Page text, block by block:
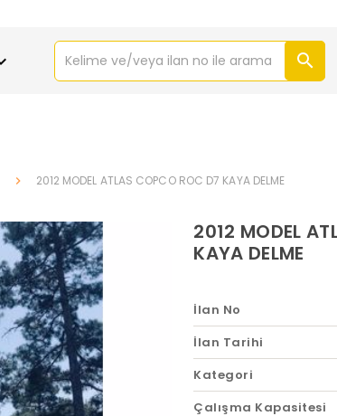
2012 MODEL ATLAS COPCO ROC D7 KAYA DELME
2012 MODEL
KAYA DELME
İlan No
İlan Tarihi
Kategori
Çalışma Kapasitesi